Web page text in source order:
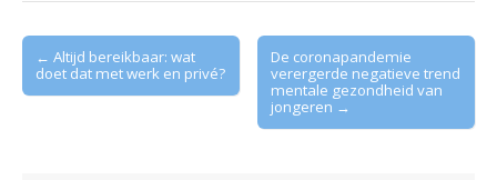
Post
navigation
← Altijd bereikbaar: wat
doet dat met werk en privé?
De coronapandemie
verergerde negatieve trend
mentale gezondheid van
jongeren →